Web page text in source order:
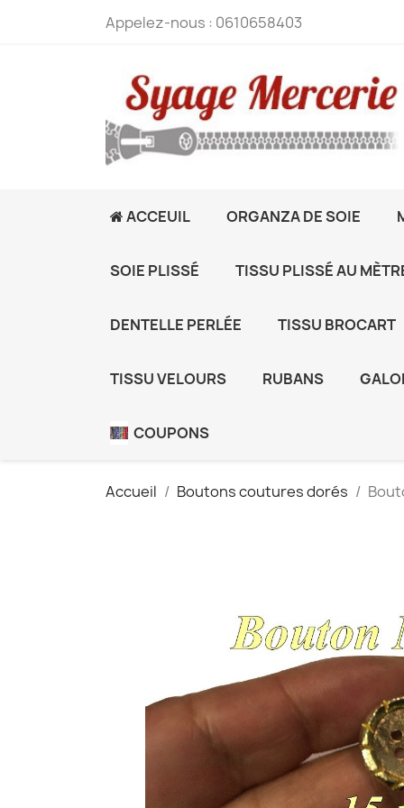
Appelez-nous : 0610658403
ACCEUIL ORGANZA DE SOIE
SOIE PLISSÉ TISSU PLISSÉ AU
DENTELLE PERLÉE TISSU BROCART
TISSU VELOURS RUBANS
COUPONS
Accueil Boutons coutures dorés